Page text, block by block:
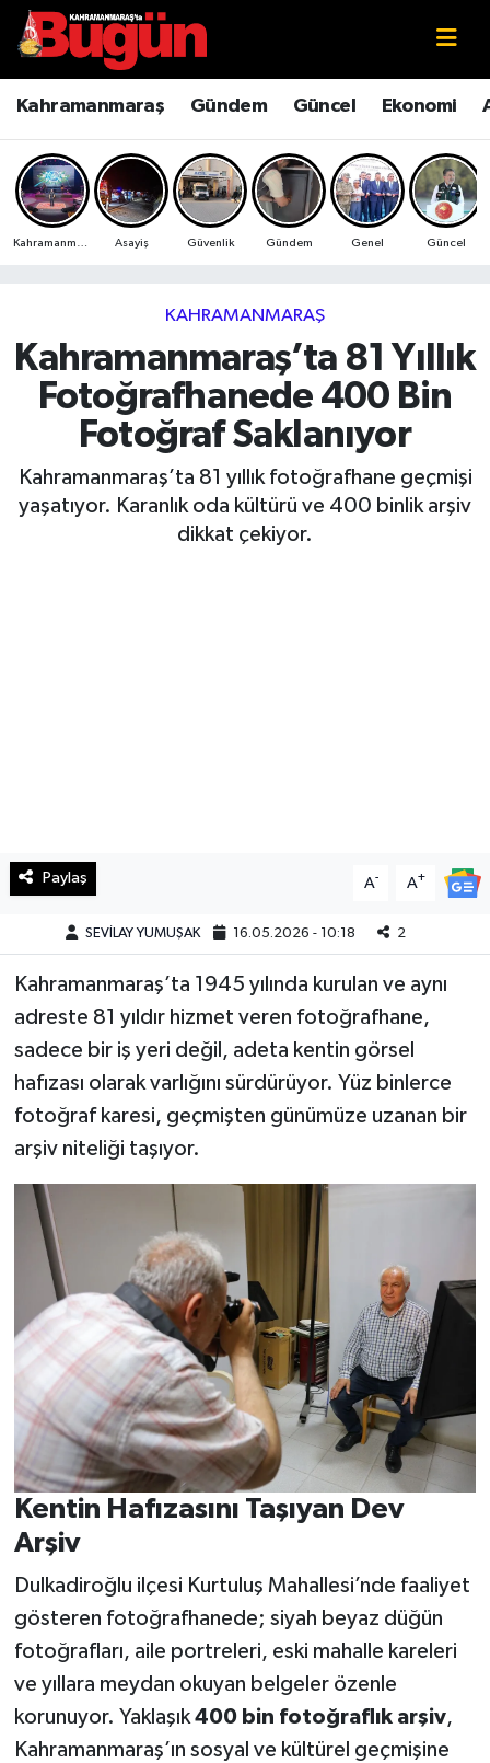
Kahramanmaraş Gündem Güncel Ekonomi
Asayiş Güvenlik Gündem Genel Güncel
KAHRAMANMARAŞ
Kahramanmaraş’ta 81 Yıllık
Fotoğrafhanede 400 Bin
Fotoğraf Saklanıyor
Kahramanmaraş’ta 81 yıllık fotoğrafhane geçmişi
yaşatıyor. Karanlık oda kültürü ve 400 binlik arşiv
dikkat çekiyor.
Paylaş A- A+
SEVİLAY YUMUŞAK 16.05.2026 - 10:18 2
Kahramanmaraş’ta 1945 yılında kurulan ve aynı
adreste 81 yıldır hizmet veren fotoğrafhane,
sadece bir iş yeri değil, adeta kentin görsel
hafızası olarak varlığını sürdürüyor. Yüz binlerce
fotoğraf karesi, geçmişten günümüze uzanan bir
arşiv niteliği taşıyor.
Kentin Hafızasını Taşıyan Dev
Arşiv
Dulkadiroğlu ilçesi Kurtuluş Mahallesi’nde faaliyet
gösteren fotoğrafhanede; siyah beyaz düğün
fotoğrafları, aile portreleri, eski mahalle kareleri
ve yıllara meydan okuyan belgeler özenle
korunuyor. Yaklaşık400 bin fotoğraflık arşiv,
Kahramanmaraş’ın sosyal ve kültürel geçmişine
Kahramanmaraş
Kahramanmaraş Sokak Röportajları
Bilim ve Teknoloji
Çevre
Ekonomi
Genel
Güncel
Haberde İnsan
Sağlık
Spor
SürManşet
Teknoloji
Yaşam
KAHRAMANMARAŞ
Kahramanmaraş Nöbetçi Eczaneler
Kahramanmaraş Hava Durumu
Kahramanmaraş Namaz Vakitleri
Kahramanmaraş Trafik Yoğunluk Haritası
Süper Lig Puan Durumu ve Fikstür
Tüm Manşetler
Son Dakika Haberleri
Haber Arşivi